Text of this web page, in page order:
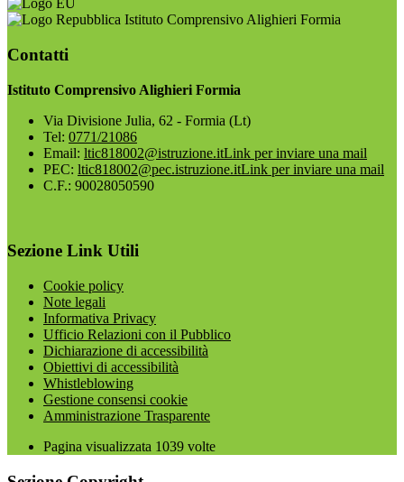
Istituto Comprensivo Alighieri Formia
Contatti
Istituto Comprensivo Alighieri Formia
Via Divisione Julia, 62 - Formia (Lt)
Tel: 0771/21086
Email: ltic818002@istruzione.itLink per inviare una mail
PEC: ltic818002@pec.istruzione.itLink per inviare una mail
C.F.: 90028050590
Sezione Link Utili
Cookie policy
Note legali
Informativa Privacy
Ufficio Relazioni con il Pubblico
Dichiarazione di accessibilità
Obiettivi di accessibilità
Whistleblowing
Gestione consensi cookie
Amministrazione Trasparente
Pagina visualizzata 1039 volte